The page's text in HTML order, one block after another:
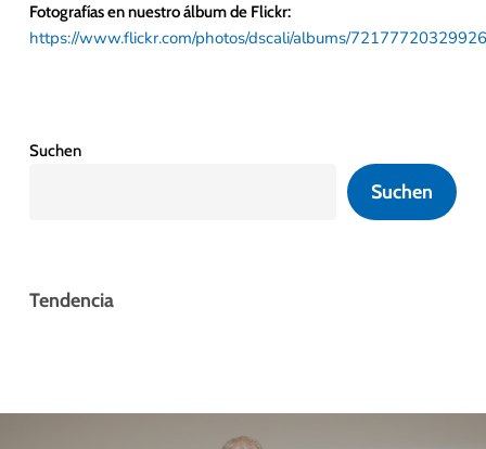
Fotografías en nuestro álbum de Flickr:
https://www.flickr.com/photos/dscali/albums/
Suchen
Suchen
Tendencia